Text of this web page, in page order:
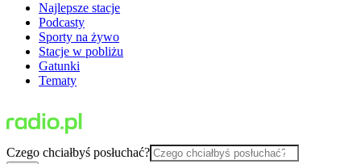
Najlepsze stacje
Podcasty
Sporty na żywo
Stacje w pobliżu
Gatunki
Tematy
Czego chciałbyś posłuchać?